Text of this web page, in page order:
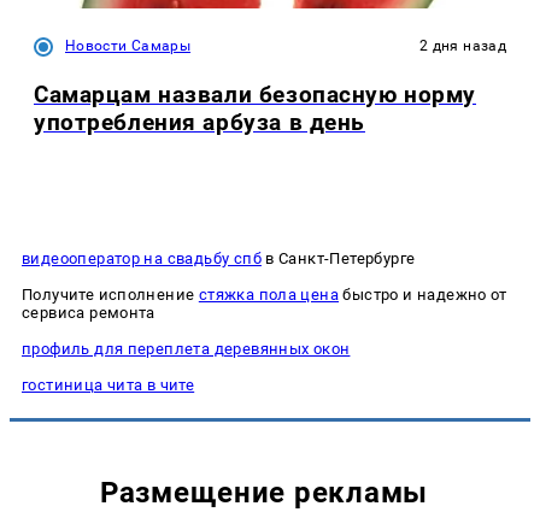
Новости Самары 2 дня назад
Самарцам назвали безопасную норму
употребления арбуза в день
видеооператор на свадьбу спбв Санкт-Петербурге
Получите исполнение стяжка пола цена быстро и надежно от
сервиса ремонта
профиль для переплета деревянных окон
гостиница чита в чите
Размещение рекламы